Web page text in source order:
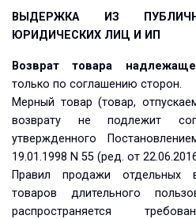
ВЫДЕРЖКА ИЗ
ЮРИДИЧЕСКИХ ЛИЦ И ИП
Возврат товара
только по соглашению сторон.
Мерный товар (товар,
возврату не подлежит
утвержденного
19.01.1998 N 55 (ред. от
Правил продажи отдельных
товаров длительного
распространяется